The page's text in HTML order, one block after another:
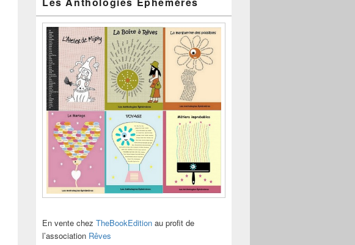
En vente chez TheBookEdition au profit de
l’association Rêves